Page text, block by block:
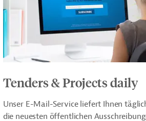
Tenders & Projects daily
Unser E-Mail-Service liefert Ihnen
die neuesten öffentlichen